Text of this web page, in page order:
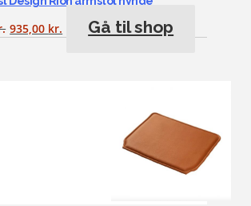
935,00 kr. Gå til shop